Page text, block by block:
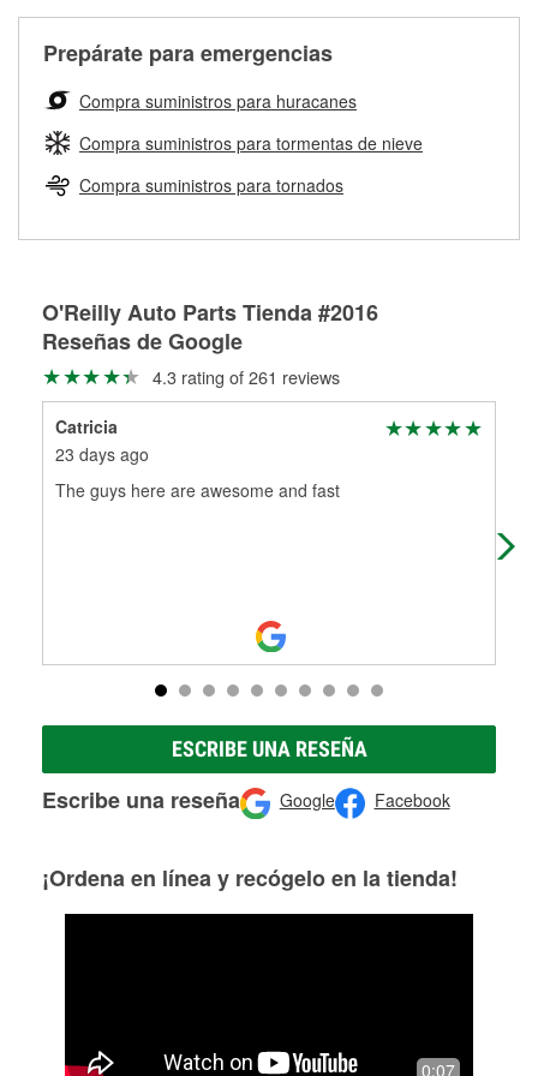
partes de reemplazo correctas para tu reparación.
Rectificación de tambores y discos de freno
Prepárate para emergencias
Compra suministros para huracanes
Compra suministros para tormentas de nieve
Compra suministros para tornados
O'Reilly Auto Parts Tienda #2016
Reseñas de Google
4.3 rating of 261 reviews
Catricia
23 days ago
The guys here are awesome and fast
ESCRIBE UNA RESEÑA
Escribe una reseña Google Facebook
¡Ordena en línea y recógelo en la tienda!
0:07